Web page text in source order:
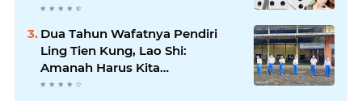
Dua Tahun Wafatnya Pendiri
Ling Tien Kung, Lao Shi:
Amanah Harus Kita
Laksanakan!